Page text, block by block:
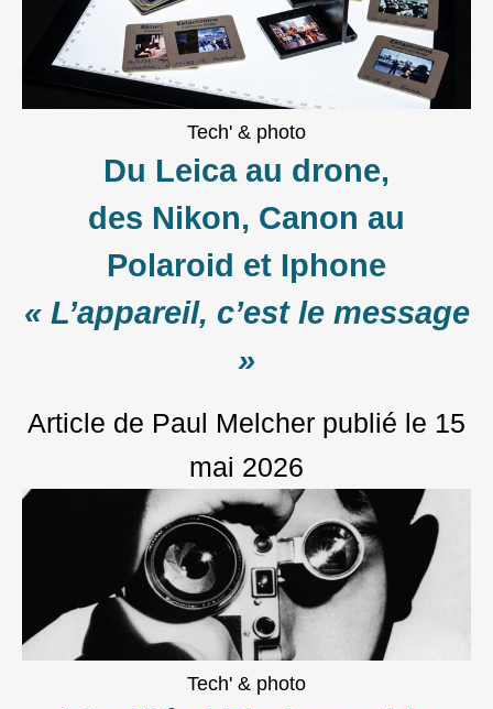
Tech' & photo
Du Leica au drone,
des Nikon, Canon au
Polaroid et Iphone
« L’appareil, c’est le message
»
Article de Paul Melcher publié le 15
mai 2026
Tech' & photo